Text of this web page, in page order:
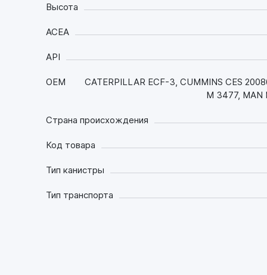
Высота
ACEA
API
OEM
CATERPILLAR ECF-3, CUMMINS CES
M 3477, MAN
Страна происхождения
Код товара
Тип канистры
Тип транспорта